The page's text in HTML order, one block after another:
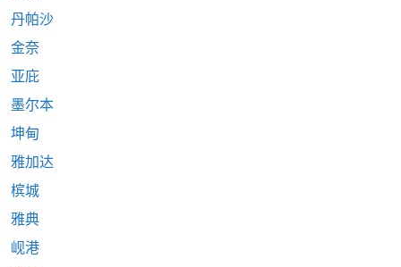
丹帕沙
金奈
亚庇
墨尔本
坤甸
雅加达
槟城
雅典
岘港